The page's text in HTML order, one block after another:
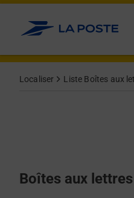
Allez au contenu
Localiser Liste Boîtes aux
Boîtes aux